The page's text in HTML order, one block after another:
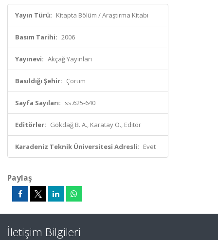
Yayın Türü: Kitapta Bölüm / Araştırma Kitabı
Basım Tarihi: 2006
Yayınevi: Akçağ Yayınları
Basıldığı Şehir: Çorum
Sayfa Sayıları: ss.625-640
Editörler: Gökdağ B. A., Karatay O., Editör
Karadeniz Teknik Üniversitesi Adresli: Evet
Paylaş
İletişim Bilgileri